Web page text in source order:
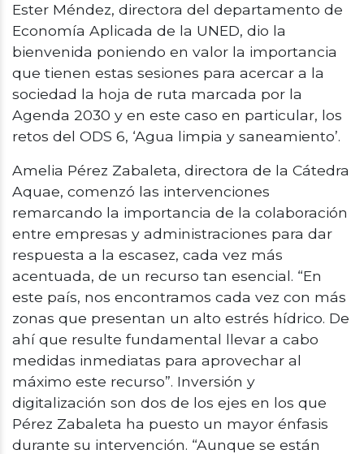
Ester Méndez, directora del departamento de
Economía Aplicada de la UNED, dio la
bienvenida poniendo en valor la importancia
que tienen estas sesiones para acercar a la
sociedad la hoja de ruta marcada por la
Agenda 2030 y en este caso en particular, los
retos del ODS 6, ‘Agua limpia y saneamiento’.
Amelia Pérez Zabaleta, directora de la Cátedra
Aquae, comenzó las intervenciones
remarcando la importancia de la colaboración
entre empresas y administraciones para dar
respuesta a la escasez, cada vez más
acentuada, de un recurso tan esencial. “En
este país, nos encontramos cada vez con más
zonas que presentan un alto estrés hídrico. De
ahí que resulte fundamental llevar a cabo
medidas inmediatas para aprovechar al
máximo este recurso”. Inversión y
digitalización son dos de los ejes en los que
Pérez Zabaleta ha puesto un mayor énfasis
durante su intervención. “Aunque se están